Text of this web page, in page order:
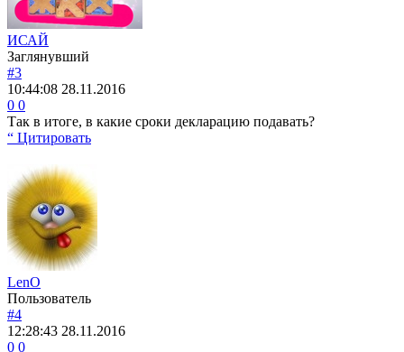
ИСАЙ
Заглянувший
#3
10:44:08 28.11.2016
0 0
Так в итоге, в какие сроки декларацию подавать?
“ Цитировать
LenO
Пользователь
#4
12:28:43 28.11.2016
0 0